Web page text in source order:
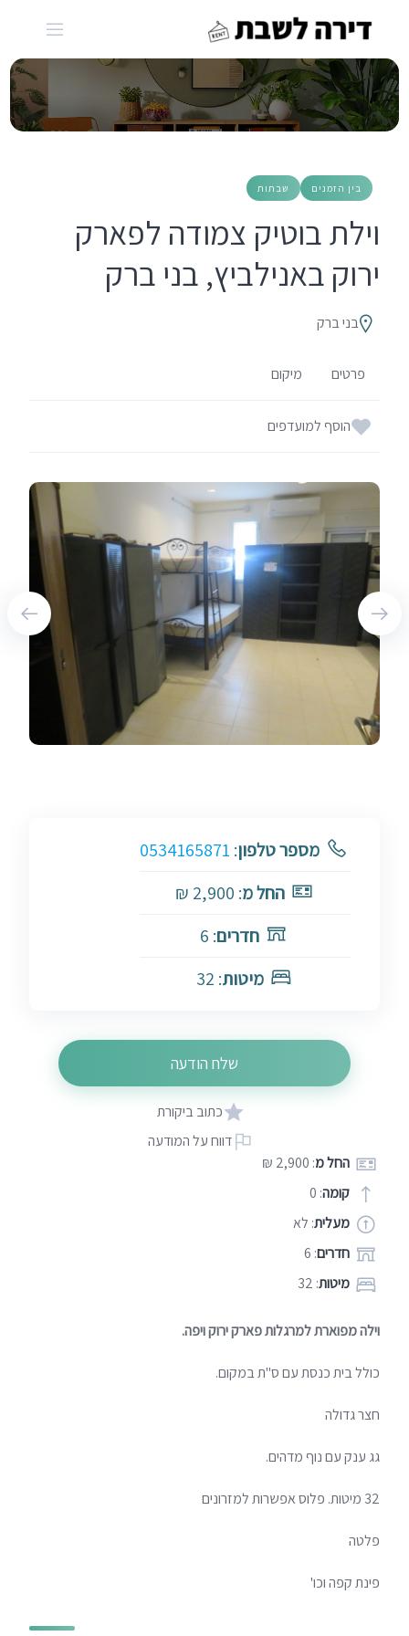
בין הזמנים שבתות
וילת בוטיק צמודה לפארק
ירוק באנילביץ, בני ברק
בני ברק
פרטים מיקום
הוסף למועדפים
החל מ: 2,900 ₪
קומה: 0
מעלית: לא
חדרים: 6
מיטות: 32
וילה מפוארת למרגלות פארק ירוק ויפה.
כולל בית כנסת עם ס"ת במקום.
חצר גדולה
גג ענק עם נוף מדהים.
32 מיטות. פלוס אפשרות למזרונים
פלטה
פינת קפה וכו'
מספר טלפון:
0534165871
החל מ: 2,900 ₪
חדרים: 6
מיטות: 32
שלח הודעה
כתוב ביקורת
דווח על המודעה